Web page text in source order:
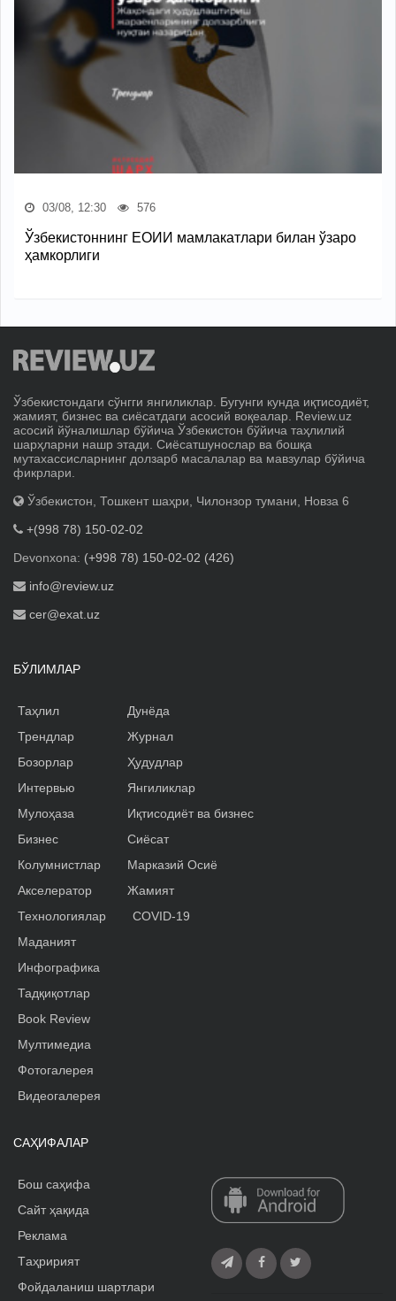
03/08, 12:30 576
Ўзбекистоннинг ЕОИИ мамлакатлари билан ўзаро
ҳамкорлиги
Ўзбекистондаги сўнгги янгиликлар. Бугунги кунда иқтисодиёт,
жамият, бизнес ва сиёсатдаги асосий воқеалар. Review.uz
асосий йўналишлар бўйича Ўзбекистон бўйича таҳлилий
шарҳларни нашр этади. Сиёсатшунослар ва бошқа
мутахассисларнинг долзарб масалалар ва мавзулар бўйича
фикрлари.
Ўзбекистон, Тошкент шаҳри, Чилонзор тумани, Новза 6
+(998 78) 150-02-02
Devonxona: (+998 78) 150-02-02 (426)
info@review.uz
cer@exat.uz
БЎЛИМЛАР
Таҳлил
Трендлар
Бозорлар
Интервью
Мулоҳаза
Бизнес
Колумнистлар
Акселератор
Дунёда
Журнал
Ҳудудлар
Янгиликлар
Иқтисодиёт ва бизнес
Сиёсат
Марказий Осиё
Жамият
Технологиялар
Маданият
Инфографика
Тадқиқотлар
Book Review
Мултимедиа
Фотогалерея
Видеогалерея
COVID-19
САҲИФАЛАР
Бош саҳифа
Сайт ҳақида
Реклама
Tаҳририят
Фойдаланиш шартлари